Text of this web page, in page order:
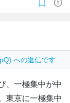
への返信です
、一極集中が中
東京に一極集中